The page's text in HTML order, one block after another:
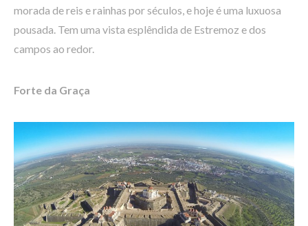
morada de reis e rainhas por séculos, e hoje é uma luxuosa
pousada. Tem uma vista esplêndida de Estremoz e dos
campos ao redor.
Forte da Graça